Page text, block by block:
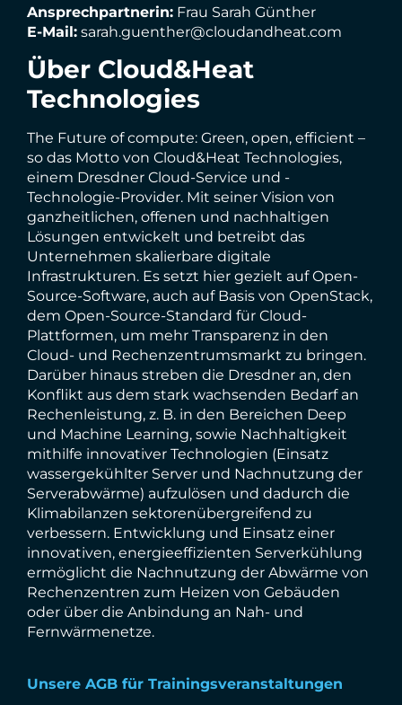
Ansprechpartnerin: Frau Sarah Günther
E-Mail: sarah.guenther@cloudandheat.com
Über Cloud&Heat
Technologies
The Future of compute: Green, open, efficient –
so das Motto von Cloud&Heat Technologies,
einem Dresdner Cloud-Service und -
Technologie-Provider. Mit seiner Vision von
ganzheitlichen, offenen und nachhaltigen
Lösungen entwickelt und betreibt das
Unternehmen skalierbare digitale
Infrastrukturen. Es setzt hier gezielt auf Open-
Source-Software, auch auf Basis von OpenStack,
dem Open-Source-Standard für Cloud-
Plattformen, um mehr Transparenz in den
Cloud- und Rechenzentrumsmarkt zu bringen.
Darüber hinaus streben die Dresdner an, den
Konflikt aus dem stark wachsenden Bedarf an
Rechenleistung, z. B. in den Bereichen Deep
und Machine Learning, sowie Nachhaltigkeit
mithilfe innovativer Technologien (Einsatz
wassergekühlter Server und Nachnutzung der
Serverabwärme) aufzulösen und dadurch die
Klimabilanzen sektorenübergreifend zu
verbessern. Entwicklung und Einsatz einer
innovativen, energieeffizienten Serverkühlung
ermöglicht die Nachnutzung der Abwärme von
Rechenzentren zum Heizen von Gebäuden
oder über die Anbindung an Nah- und
Fernwärmenetze.
Unsere AGB für Trainingsveranstaltungen